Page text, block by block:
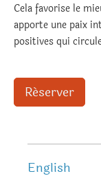
Cela favorise le
apporte une paix
positives qui
Réserver
English